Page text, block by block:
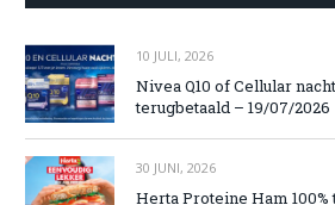
10 JULI, 2026
Nivea Q10 of Cellular
terugbetaald – 19/07/2026
30 JUNI, 2026
Herta Proteine Ham